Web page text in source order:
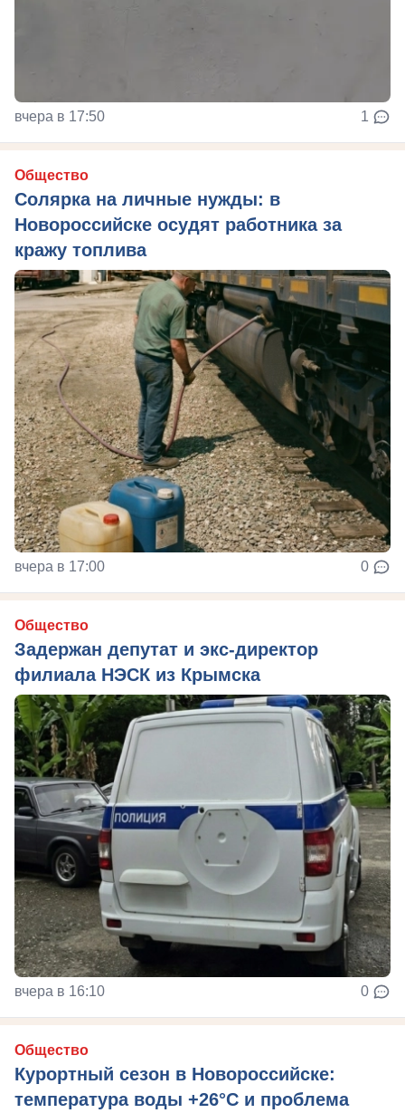
вчера в 17:50 1
Общество
Солярка на личные нужды: в
Новороссийске осудят работника за
кражу топлива
вчера в 17:00 0
Общество
Задержан депутат и экс-директор
филиала НЭСК из Крымска
вчера в 16:10 0
Общество
Курортный сезон в Новороссийске:
температура воды +26°C и проблема